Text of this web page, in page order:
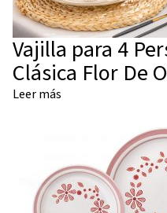
Vajilla para 4
Clásica Flor De
Leer más